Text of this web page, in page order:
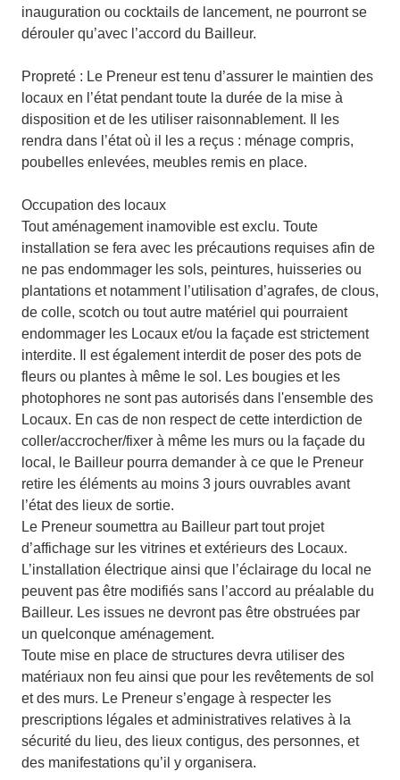
inauguration ou cocktails de lancement, ne pourront se
dérouler qu’avec l’accord du Bailleur.
Propreté : Le Preneur est tenu d’assurer le maintien des
locaux en l’état pendant toute la durée de la mise à
disposition et de les utiliser raisonnablement. Il les
rendra dans l’état où il les a reçus : ménage compris,
poubelles enlevées, meubles remis en place.
Occupation des locaux
Tout aménagement inamovible est exclu. Toute
installation se fera avec les précautions requises afin de
ne pas endommager les sols, peintures, huisseries ou
plantations et notamment l’utilisation d’agrafes, de clous,
de colle, scotch ou tout autre matériel qui pourraient
endommager les Locaux et/ou la façade est strictement
interdite. Il est également interdit de poser des pots de
fleurs ou plantes à même le sol. Les bougies et les
photophores ne sont pas autorisés dans l'ensemble des
Locaux. En cas de non respect de cette interdiction de
coller/accrocher/fixer à même les murs ou la façade du
local, le Bailleur pourra demander à ce que le Preneur
retire les éléments au moins 3 jours ouvrables avant
l’état des lieux de sortie.
Le Preneur soumettra au Bailleur part tout projet
d’affichage sur les vitrines et extérieurs des Locaux.
L’installation électrique ainsi que l’éclairage du local ne
peuvent pas être modifiés sans l’accord au préalable du
Bailleur. Les issues ne devront pas être obstruées par
un quelconque aménagement.
Toute mise en place de structures devra utiliser des
matériaux non feu ainsi que pour les revêtements de sol
et des murs. Le Preneur s’engage à respecter les
prescriptions légales et administratives relatives à la
sécurité du lieu, des lieux contigus, des personnes, et
des manifestations qu’il y organisera.